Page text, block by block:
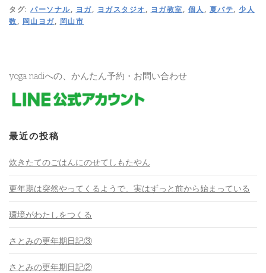
タグ: パーソナル, ヨガ, ヨガスタジオ , ヨガ教室, 個人 , 夏バテ, 少人
数, 岡山ヨガ, 岡山市
yoga nadiへの、かんたん予約・お問い合わせ
最近の投稿
炊きたてのごはんにのせてしもたやん
更年期は突然やってくるようで、実はずっと前から始まっている
環境がわたしをつくる
さとみの更年期日記③
さとみの更年期日記②